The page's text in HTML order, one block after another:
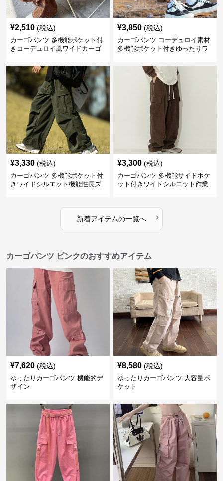
¥2,510 (税込)
カーゴパンツ 多機能ポケット付
きコーデュロイ風ワイドカーゴ
¥3,850 (税込)
カーゴパンツ コーデュロイ素材
多機能ポケット付きゆったりワ
¥3,330 (税込)
カーゴパンツ 多機能ポケット付
きワイドシルエット機能性長ズ
¥3,300 (税込)
カーゴパンツ 多機能サイドポケ
ット付きワイドシルエット作業
新着アイテムの一覧へ ›
カーゴパンツ ピンクのおすすめアイテム
¥7,620 (税込)
ゆったりカーゴパンツ 機能的デ
ザイン
¥8,580 (税込)
ゆったりカーゴパンツ 大容量ポ
ケット